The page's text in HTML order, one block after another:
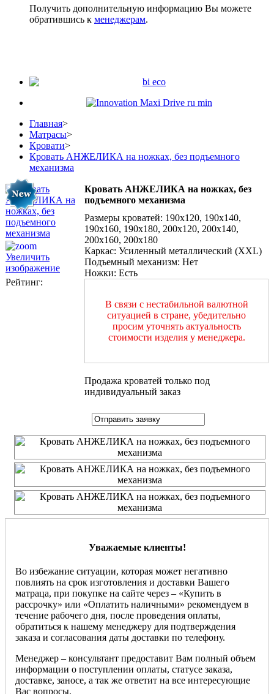
Получить дополнительную информацию Вы можете
обратившись к менеджерам.
Главная>
Матрасы>
Кровати>
Кровать АНЖЕЛИКА на ножках, без подъемного
механизма
Увеличить
изображение
Рейтинг:
Кровать АНЖЕЛИКА на ножках, без
подъемного механизма
Размеры кроватей: 190x120, 190x140,
190x160, 190x180, 200х120, 200х140,
200х160, 200х180
Каркас: Усиленный металлический (XXL)
Подъемный механизм: Нет
Ножки: Есть
В связи с нестабильной валютной
ситуацией в стране, убедительно
просим уточнять актуальность
стоимости изделия у менеджера.
Продажа кроватей только под
индивидуальный заказ
Уважаемые клиенты!
Во избежание ситуации, которая может негативно
повлиять на срок изготовления и доставки Вашего
матраца, при покупке на сайте через – «Купить в
рассрочку» или «Оплатить наличными» рекомендуем в
течение рабочего дня, после проведения оплаты,
обратиться к нашему менеджеру для подтверждения
заказа и согласования даты доставки по телефону.
Менеджер – консультант предоставит Вам полный объем
информации о поступлении оплаты, статусе заказа,
доставке, заносе, а так же ответит на все интересующие
Вас вопросы.